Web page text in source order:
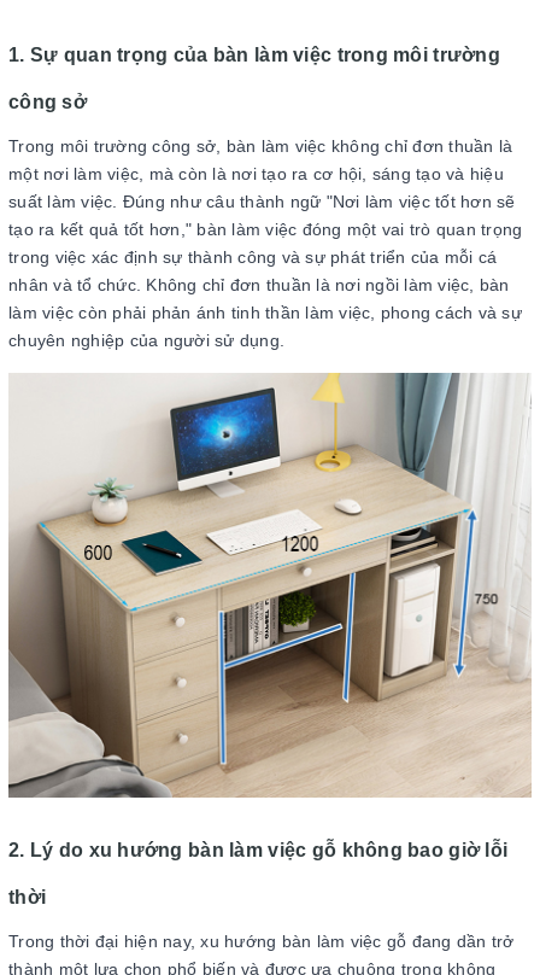
1. Sự quan trọng của bàn làm việc trong môi trường
công sở
Trong môi trường công sở, bàn làm việc không chỉ đơn thuần là
một nơi làm việc, mà còn là nơi tạo ra cơ hội, sáng tạo và hiệu
suất làm việc. Đúng như câu thành ngữ "Nơi làm việc tốt hơn sẽ
tạo ra kết quả tốt hơn," bàn làm việc đóng một vai trò quan trọng
trong việc xác định sự thành công và sự phát triển của mỗi cá
nhân và tổ chức. Không chỉ đơn thuần là nơi ngồi làm việc, bàn
làm việc còn phải phản ánh tinh thần làm việc, phong cách và sự
chuyên nghiệp của người sử dụng.
2. Lý do xu hướng bàn làm việc gỗ không bao giờ lỗi
thời
Trong thời đại hiện nay, xu hướng bàn làm việc gỗ đang dần trở
thành một lựa chọn phổ biến và được ưa chuộng trong không